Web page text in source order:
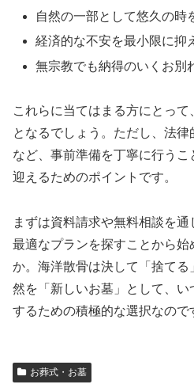
自然の一部として悠久の時
経済的な不安を最小限に抑
無宗教でも納得のいくお別
これらに当てはまる方にとっ
となるでしょう。ただし、法
など、事前準備を丁寧に行う
迎えるためのポイントです。
まずは資料請求や無料相談を
最適なプランを探すことから始
か。海洋散骨は決して「捨て
然を「新しいお墓」として、
するための積極的な選択なので
お葬式・お墓